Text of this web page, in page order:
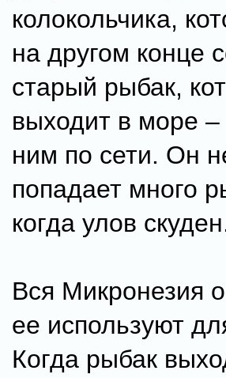
колокольчика,
на другом конце
старый рыбак,
выходит в море
ним по сети. Он
попадает много
когда улов
Вся Микронезия
ее используют
Когда рыбак